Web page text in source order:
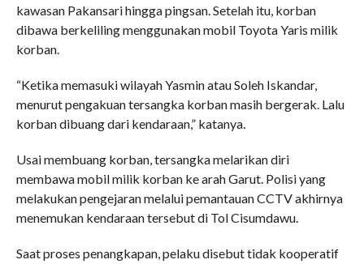
kawasan Pakansari hingga pingsan. Setelah itu, korban
dibawa berkeliling menggunakan mobil Toyota Yaris milik
korban.
“Ketika memasuki wilayah Yasmin atau Soleh Iskandar,
menurut pengakuan tersangka korban masih bergerak. Lalu
korban dibuang dari kendaraan,” katanya.
Usai membuang korban, tersangka melarikan diri
membawa mobil milik korban ke arah Garut. Polisi yang
melakukan pengejaran melalui pemantauan CCTV akhirnya
menemukan kendaraan tersebut di Tol Cisumdawu.
Saat proses penangkapan, pelaku disebut tidak kooperatif